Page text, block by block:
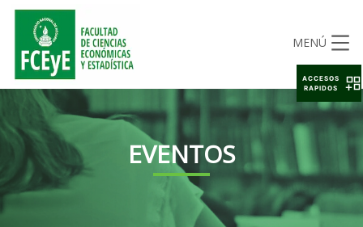
MENÚ
EVENTOS
ACCESOS
RAPIDOS